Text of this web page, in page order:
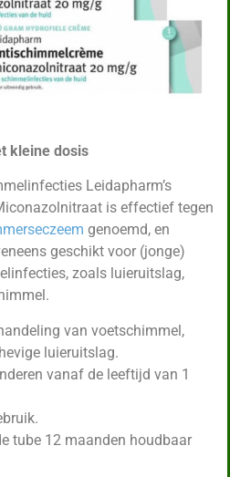
kleine dosis
Leidapharm’s
is effectief tegen
genoemd, en
geschikt voor (jonge)
zoals luieruitslag,
van voetschimmel,
luieruitslag.
vanaf de leeftijd van 1
tube 12 maanden houdbaar